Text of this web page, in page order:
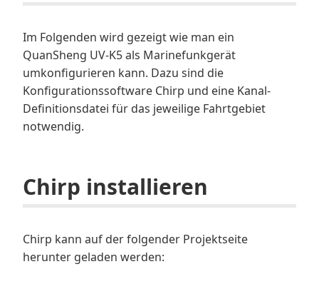
Im Folgenden wird gezeigt wie man ein
QuanSheng UV-K5 als Marinefunkgerät
umkonfigurieren kann. Dazu sind die
Konfigurationssoftware Chirp und eine Kanal-
Definitionsdatei für das jeweilige Fahrtgebiet
notwendig.
Chirp installieren
Chirp kann auf der folgender Projektseite
herunter geladen werden: